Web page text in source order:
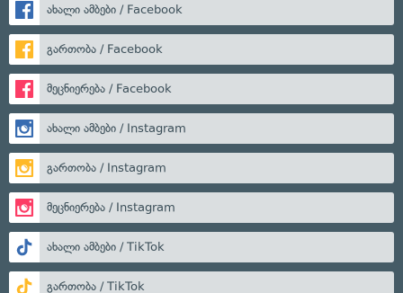
ახალი ამბები / Facebook
გართობა / Facebook
მეცნიერება / Facebook
ახალი ამბები / Instagram
გართობა / Instagram
მეცნიერება / Instagram
ახალი ამბები / TikTok
გართობა / TikTok